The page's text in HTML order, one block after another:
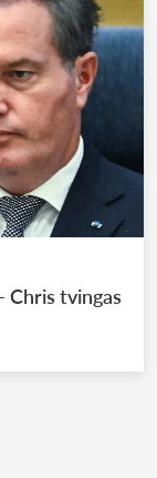
Chris tvingas